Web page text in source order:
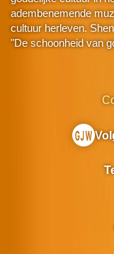
adembenemende
cultuur herleven.
"De schoonheid van